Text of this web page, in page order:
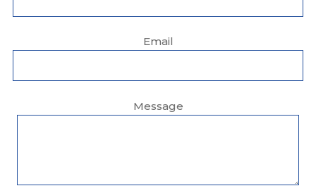
Email
Message